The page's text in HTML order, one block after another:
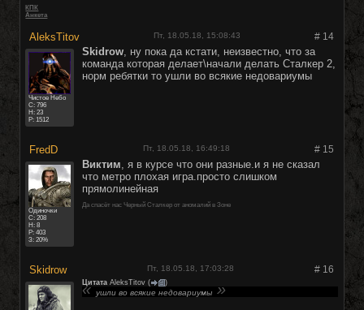
КПК
Анкета
AleksTitov # 14
Пт, 18.05.18, 15:08:43
Чистое Небо
C:796
Н: 23
Р: 1512
Skidrow , ну пока да кстати, неизвестно, что за
команда которая делает\начали делать Сталкер 2,
норм ребятки то ушли во всякие недовариумы
FredD # 15
Пт, 18.05.18, 16:49:18
Одиночки
C:208
Н: 8
Р: 403
З: 20%
Виктим , я в курсе что они разные.и я не сказал
что метро плохая игра.просто слишком
прямолинейная
Да спасёт нас Черный Сталкер от аномалий в Зоне
Skidrow # 16
Пт, 18.05.18, 17:03:28
Цитата AleksTitov ( )
ушли во всякие недовариумы